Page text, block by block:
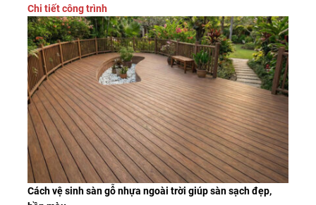
dưỡng. Đây là giải pháp thay thế hiệu quả cho giàn hoa gỗ
tự nhiên và giàn […]
Chi tiết công trình
Cách vệ sinh sàn gỗ nhựa ngoài trời giúp sàn sạch đẹp,